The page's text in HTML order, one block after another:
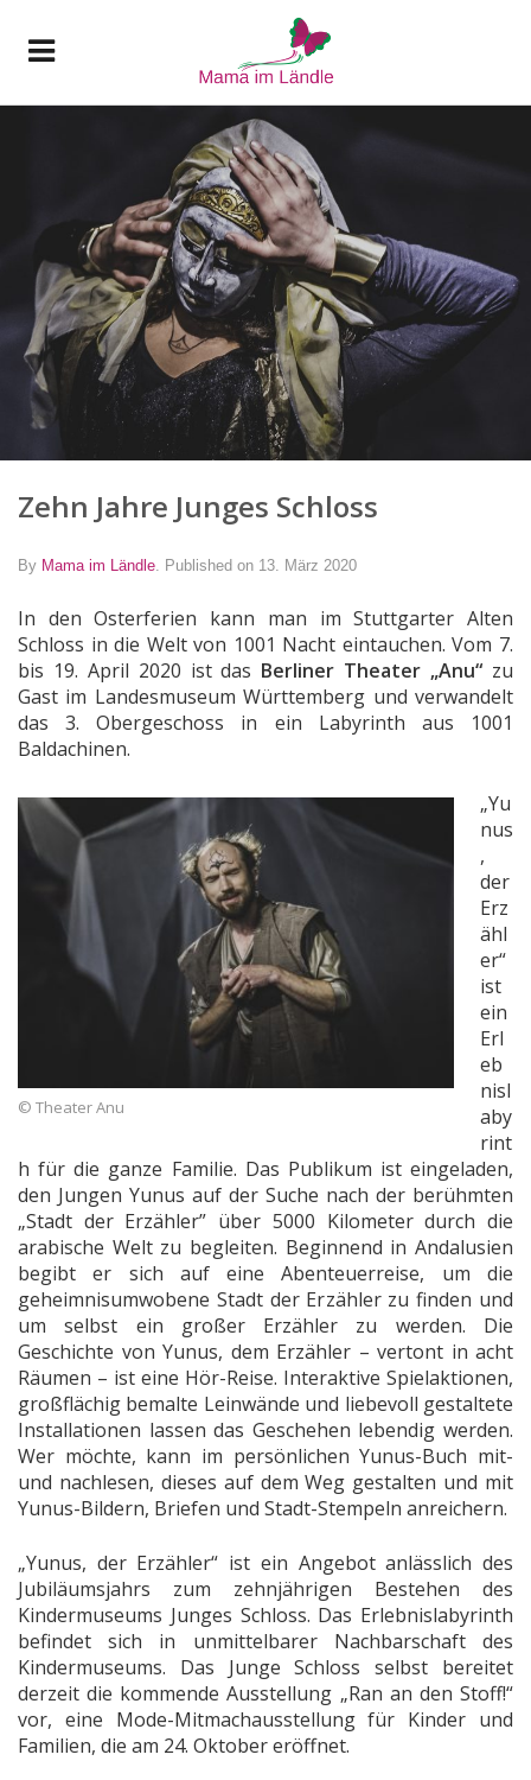
Zehn Jahre Junges Schloss
By Mama im Ländle Published on 13. März 2020
In den Osterferien kann man im Stuttgarter Alten
Schloss in die Welt von 1001 Nacht eintauchen. Vom 7.
bis 19. April 2020 ist das Berliner Theater „Anu“ zu
Gast im Landesmuseum Württemberg und verwandelt
das 3. Obergeschoss in ein Labyrinth aus 1001
Baldachinen.
© Theater Anu
„Yu
nus
,
der
Erz
ähl
er“
ist
ein
Erl
eb
nisl
aby
rint
h für die ganze Familie. Das Publikum ist eingeladen,
den Jungen Yunus auf der Suche nach der berühmten
„Stadt der Erzähler” über 5000 Kilometer durch die
arabische Welt zu begleiten. Beginnend in Andalusien
begibt er sich auf eine Abenteuerreise, um die
geheimnisumwobene Stadt der Erzähler zu finden und
um selbst ein großer Erzähler zu werden. Die
Geschichte von Yunus, dem Erzähler – vertont in acht
Räumen – ist eine Hör-Reise. Interaktive Spielaktionen,
großflächig bemalte Leinwände und liebevoll gestaltete
Installationen lassen das Geschehen lebendig werden.
Wer möchte, kann im persönlichen Yunus-Buch mit-
und nachlesen, dieses auf dem Weg gestalten und mit
Yunus-Bildern, Briefen und Stadt-Stempeln anreichern.
„Yunus, der Erzähler“ ist ein Angebot anlässlich des
Jubiläumsjahrs zum zehnjährigen Bestehen des
Kindermuseums Junges Schloss. Das Erlebnislabyrinth
befindet sich in unmittelbarer Nachbarschaft des
Kindermuseums. Das Junge Schloss selbst bereitet
derzeit die kommende Ausstellung „Ran an den Stoff!“
vor, eine Mode-Mitmachausstellung für Kinder und
Familien, die am 24. Oktober eröffnet.